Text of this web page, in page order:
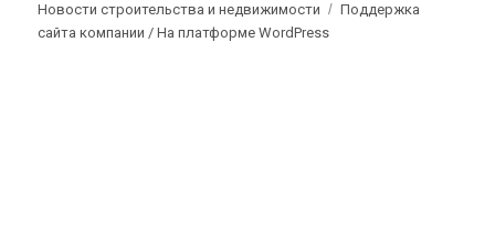
Новости строительства и недвижимости
Поддержка
сайта компании /На платформе WordPress